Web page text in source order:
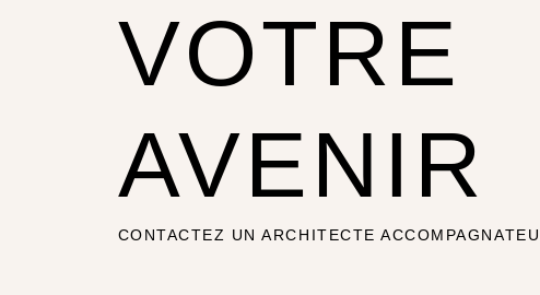
VOTRE
AVENIR
CONTACTEZ UN ARCHITECTE